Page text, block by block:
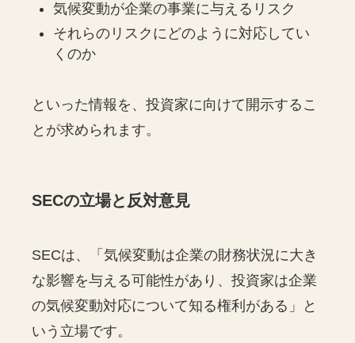
気候変動が企業の事業に与えるリスク
それらのリスクにどのように対応してい
くのか
といった情報を、投資家に向けて開示するこ
とが求められます。
SECの立場と反対意見
SECは、「気候変動は企業の財務状況に大き
な影響を与える可能性があり、投資家は企業
の気候変動対応について知る権利がある」と
いう立場です。